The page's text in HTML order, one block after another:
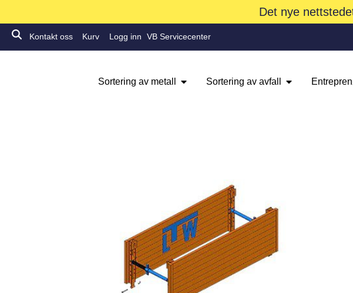
Det nye
Kontakt oss Kurv Logg inn VB Servicecenter
Sortering av metall Sortering av avfall